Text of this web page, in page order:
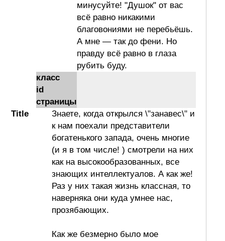
минусуйте! "Душок" от вас
всё равно никакими
благовониями не перебьёшь.
А мне — так до фени. Но
правду всё равно в глаза
рубить буду.
класс
id
страницы
Title
Знаете, когда открылся \"занавес\" и
к нам поехали представители
богатенького запада, очень многие
(и я в том числе! ) смотрели на них
как на высокообразованных, все
знающих интеллектуалов. А как же!
Раз у них такая жизнь классная, то
наверняка они куда умнее нас,
прозябающих.
Как же безмерно было мое